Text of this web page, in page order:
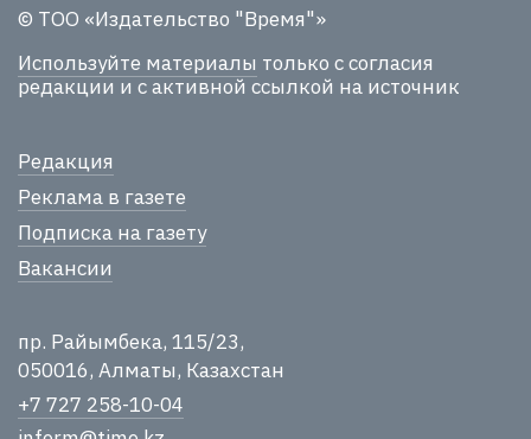
© ТОО «Издательство "Время"»
Используйте материалы только с согласия
редакции и с активной ссылкой на источник
Редакция
Реклама в газете
Подписка на газету
Вакансии
пр. Райымбека, 115/23,
050016, Алматы, Казахстан
+7 727 258-10-04